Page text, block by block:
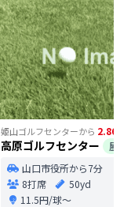
姫山ゴルフセンターから 2.86
高原ゴルフセンター
山口市役所から7分
8打席
50yd
11.5円/球〜